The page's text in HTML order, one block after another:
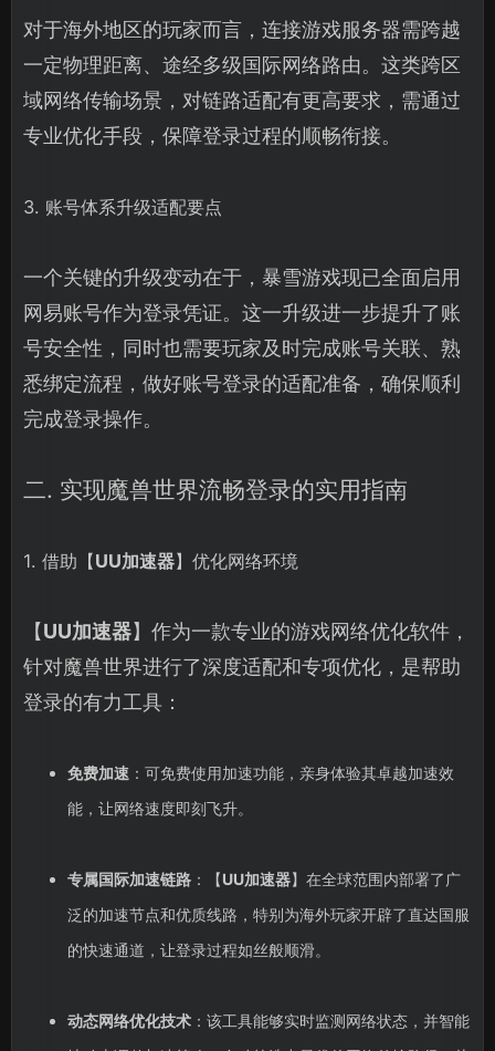
对于海外地区的玩家而言，连接游戏服务器需跨越
一定物理距离、途经多级国际网络路由。这类跨区
域网络传输场景，对链路适配有更高要求，需通过
专业优化手段，保障登录过程的顺畅衔接。
3. 账号体系升级适配要点
一个关键的升级变动在于，暴雪游戏现已全面启用
网易账号作为登录凭证。这一升级进一步提升了账
号安全性，同时也需要玩家及时完成账号关联、熟
悉绑定流程，做好账号登录的适配准备，确保顺利
完成登录操作。
二. 实现魔兽世界流畅登录的实用指南
1. 借助【UU加速器】优化网络环境
【UU加速器】作为一款专业的游戏网络优化软件，
针对魔兽世界进行了深度适配和专项优化，是帮助
登录的有力工具：
免费加速：可免费使用加速功能，亲身体验其卓越加速效
能，让网络速度即刻飞升。
专属国际加速链路：【UU加速器】在全球范围内部署了广
泛的加速节点和优质线路，特别为海外玩家开辟了直达国服
的快速通道，让登录过程如丝般顺滑。
动态网络优化技术：该工具能够实时监测网络状态，并智能